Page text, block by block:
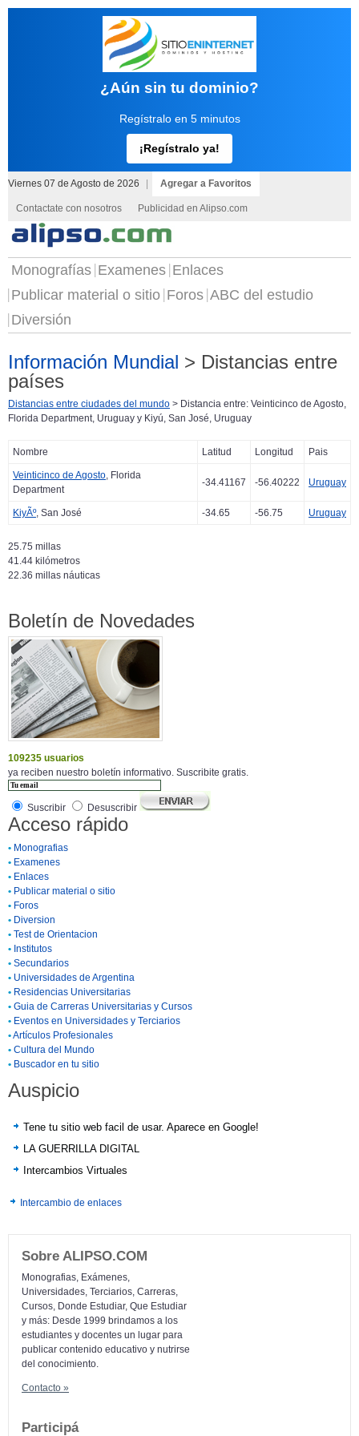
¿Aún sin tu dominio?
Regístralo en 5 minutos
¡Regístralo ya!
Viernes 07 de Agosto de 2026 Agregar a Favoritos
Contactate con nosotros Publicidad en Alipso.com
Monografías Examenes Enlaces
Publicar material o sitio Foros ABC del estudio
Diversión
Información Mundial > Distancias entre
países
Distancias entre ciudades del mundo > Distancia entre: Veinticinco de Agosto,
Florida Department, Uruguay y Kiyú, San José, Uruguay
Nombre Latitud Longitud Pais
Veinticinco de Agosto, Florida
Department
-34.41167 -56.40222 Uruguay
KiyÃº, San José -34.65 -56.75 Uruguay
25.75 millas
41.44 kilómetros
22.36 millas náuticas
Boletín de Novedades
109235 usuarios
ya reciben nuestro boletín informativo. Suscribite gratis.
Suscribir Desuscribir
Acceso rápido
• Monografias
• Examenes
• Enlaces
• Publicar material o sitio
• Foros
• Diversion
• Test de Orientacion
• Institutos
• Secundarios
• Universidades de Argentina
• Residencias Universitarias
• Guia de Carreras Universitarias y Cursos
• Eventos en Universidades y Terciarios
•Artículos Profesionales
• Cultura del Mundo
• Buscador en tu sitio
Auspicio
Tene tu sitio web facil de usar. Aparece en Google!
LA GUERRILLA DIGITAL
Intercambios Virtuales
Intercambio de enlaces
Sobre ALIPSO.COM
Monografias, Exámenes,
Universidades, Terciarios, Carreras,
Cursos, Donde Estudiar, Que Estudiar
y más: Desde 1999 brindamos a los
estudiantes y docentes un lugar para
publicar contenido educativo y nutrirse
del conocimiento.
Contacto »
Participá